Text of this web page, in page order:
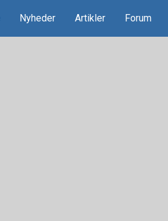
Nyheder Artikler Forum